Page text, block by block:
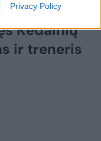
Privacy Policy
Kėdainių
ir treneris